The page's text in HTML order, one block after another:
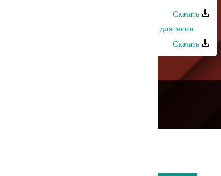
Скачать
Айшат Магомедова - Ты создан не для меня
Скачать